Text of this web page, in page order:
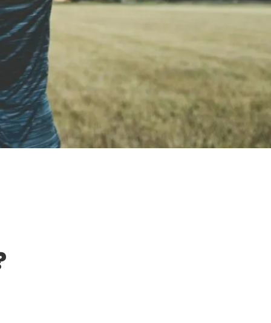
listopad 2023
Dołącz do nas
Facebook Twitter Instagram